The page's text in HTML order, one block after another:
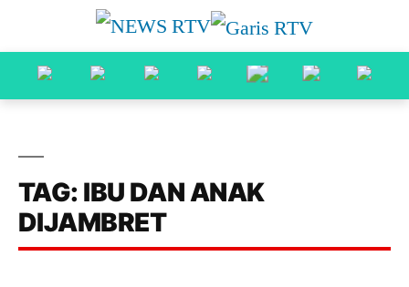
TAG: IBU DAN ANAK
DIJAMBRET